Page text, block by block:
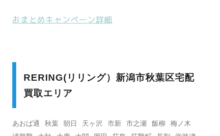
おまとめキャンペーン詳細
RERING(リリング）新潟市秋葉区宅配
買取エリア
あおば通 秋葉 朝日 天ヶ沢 市新 市之瀬 飯柳
梅ノ木